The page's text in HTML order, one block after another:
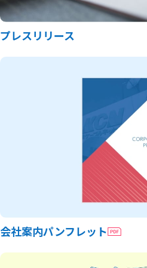
プレスリリース
会社案内パンフレット